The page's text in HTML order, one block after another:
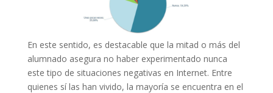
En este sentido, es destacable que la mitad o más del
alumnado asegura no haber experimentado nunca
este tipo de situaciones negativas en Internet. Entre
quienes sí las han vivido, la mayoría se encuentra en el